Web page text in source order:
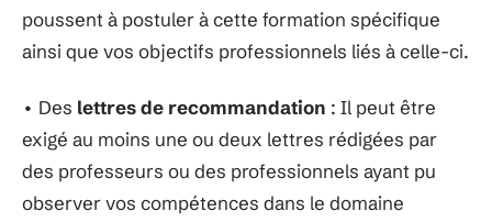
poussent à postuler à cette formation spécifique
ainsi que vos objectifs professionnels liés à celle-ci.
• Des lettres de recommandation : Il peut être
exigé au moins une ou deux lettres rédigées par
des professeurs ou des professionnels ayant pu
observer vos compétences dans le domaine